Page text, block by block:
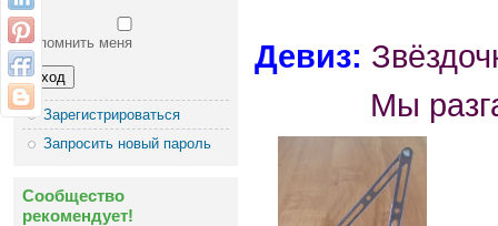
Запомнить меня
Зарегистрироваться
Запросить новый пароль
Сообщество
рекомендует!
Девиз:
Мы